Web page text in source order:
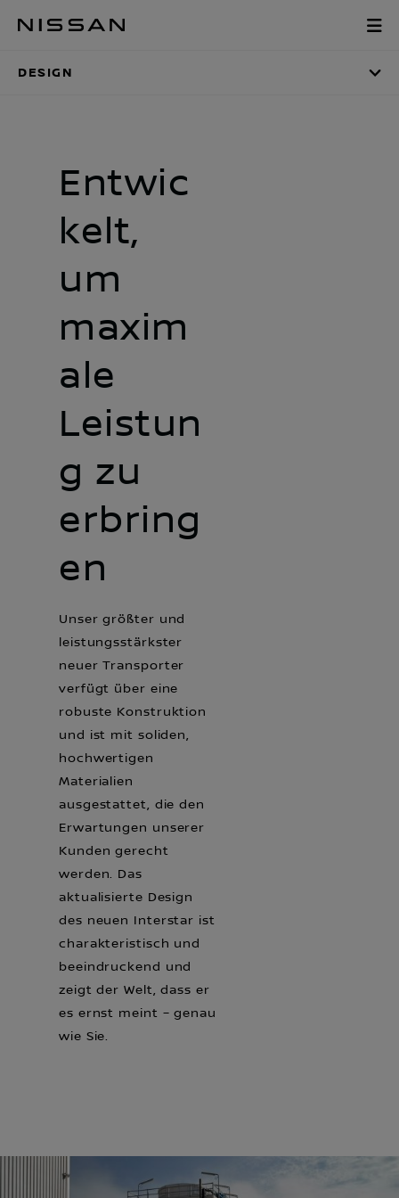
Hauptinhalt
Design
DESIGN
Entwic
kelt,
um
maxim
ale
Leistun
g zu
erbring
en
Unser größter und
leistungsstärkster
neuer Transporter
verfügt über eine
robuste Konstruktion
und ist mit soliden,
hochwertigen
Materialien
ausgestattet, die den
Erwartungen unserer
Kunden gerecht
werden. Das
aktualisierte Design
des neuen Interstar ist
charakteristisch und
beeindruckend und
zeigt der Welt, dass er
es ernst meint – genau
wie Sie.